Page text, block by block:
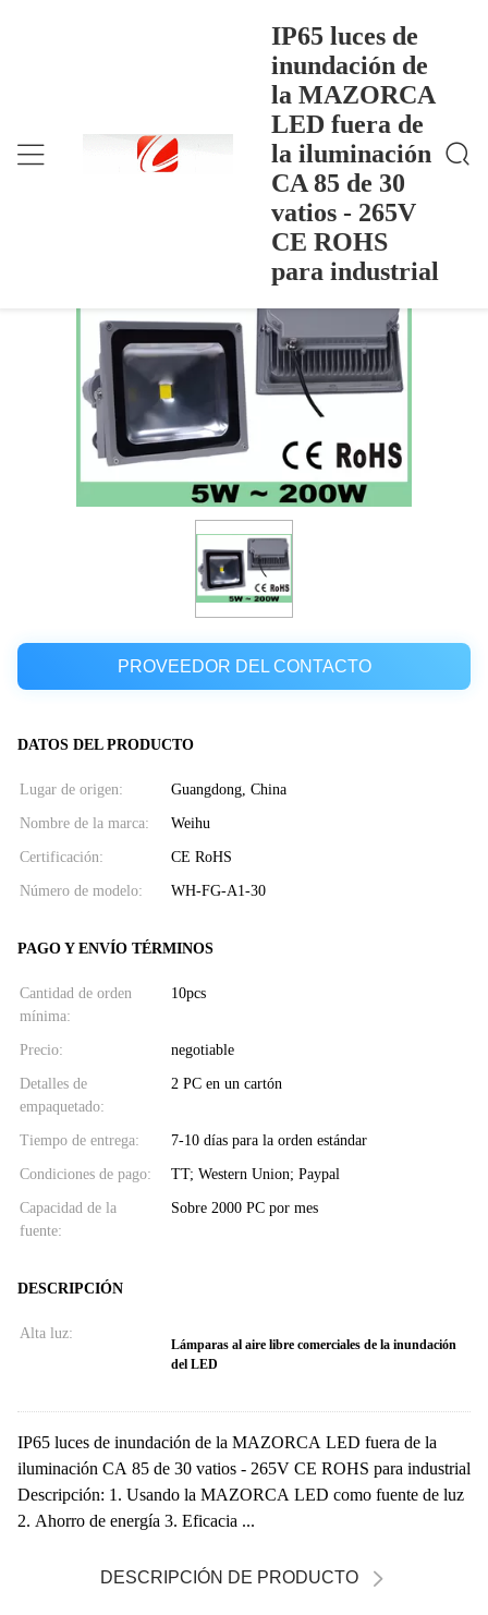
IP65 luces de
inundación de
la MAZORCA
LED fuera de
la iluminación
CA 85 de 30
vatios - 265V
CE ROHS
para industrial
IP65 Luces De Inundación De La MAZORCA LED
IP65 luces de inundación de la
MAZORCA LED fuera de la
iluminación CA 85 de 30 vatios - 265V
CE ROHS para industrial
PROVEEDOR DEL CONTACTO
DATOS DEL PRODUCTO
Lugar de origen: Guangdong, China
Nombre de la marca: Weihu
Certificación: CE RoHS
Número de modelo: WH-FG-A1-30
PAGO Y ENVÍO TÉRMINOS
Cantidad de orden
mínima:
10pcs
Precio: negotiable
Detalles de
empaquetado:
2 PC en un cartón
Tiempo de entrega: 7-10 días para la orden estándar
Condiciones de pago: TT; Western Union; Paypal
Capacidad de la
fuente:
Sobre 2000 PC por mes
DESCRIPCIÓN
Alta luz:
Lámparas al aire libre comerciales de la inundación
del LED
IP65 luces de inundación de la MAZORCA LED fuera de la
iluminación CA 85 de 30 vatios - 265V CE ROHS para industrial
Descripción: 1. Usando la MAZORCA LED como fuente de luz
2. Ahorro de energía 3. Eficacia ...
DESCRIPCIÓN DE PRODUCTO